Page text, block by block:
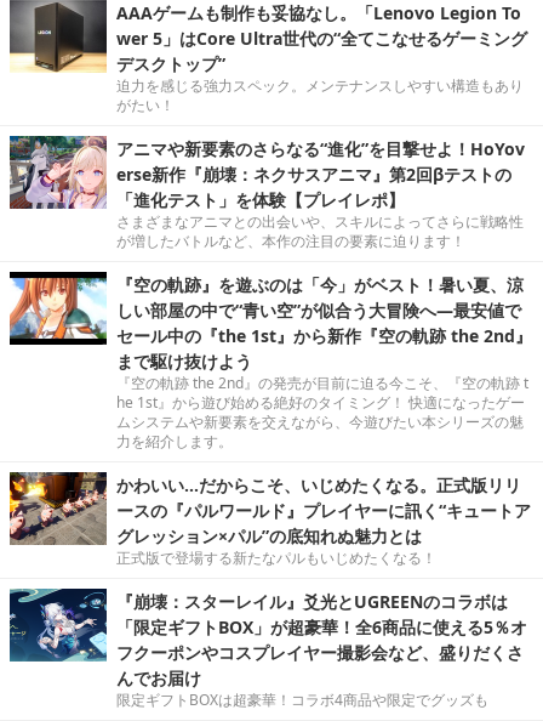
AAAゲームも制作も妥協なし。「Lenovo Legion To
wer 5」はCore Ultra世代の“全てこなせるゲーミング
デスクトップ”
迫力を感じる強力スペック。メンテナンスしやすい構造もあり
がたい！
アニマや新要素のさらなる“進化”を目撃せよ！HoYov
erse新作『崩壊：ネクサスアニマ』第2回βテストの
「進化テスト」を体験【プレイレポ】
さまざまなアニマとの出会いや、スキルによってさらに戦略性
が増したバトルなど、本作の注目の要素に迫ります！
『空の軌跡』を遊ぶのは「今」がベスト！暑い夏、涼
しい部屋の中で“青い空”が似合う大冒険へ―最安値で
セール中の『the 1st』から新作『空の軌跡 the 2nd』
まで駆け抜けよう
『空の軌跡 the 2nd』の発売が目前に迫る今こそ、『空の軌跡 t
he 1st』から遊び始める絶好のタイミング！ 快適になったゲー
ムシステムや新要素を交えながら、今遊びたい本シリーズの魅
力を紹介します。
かわいい…だからこそ、いじめたくなる。正式版リリ
ースの『パルワールド』プレイヤーに訊く“キュートア
グレッション×パル”の底知れぬ魅力とは
正式版で登場する新たなパルもいじめたくなる！
『崩壊：スターレイル』爻光とUGREENのコラボは
「限定ギフトBOX」が超豪華！全6商品に使える5％オ
フクーポンやコスプレイヤー撮影会など、盛りだくさ
んでお届け
限定ギフトBOXは超豪華！コラボ4商品や限定でグッズも